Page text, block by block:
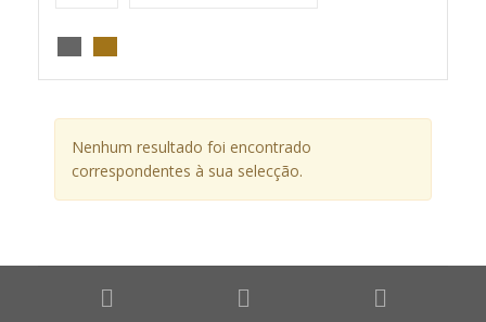
Nenhum resultado foi encontrado
correspondentes à sua selecção.